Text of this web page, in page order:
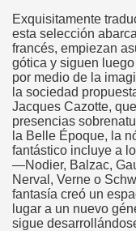
Exquisitamente
esta selección
francés, empiezan
gótica y siguen
por medio de la
la sociedad
Jacques Cazotte,
presencias
la Belle Époque, la
fantástico incluye a
—Nodier, Balzac,
Nerval, Verne o
fantasía creó un
lugar a un nuevo
sigue